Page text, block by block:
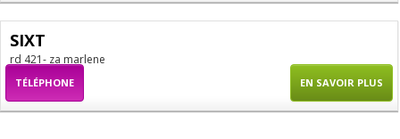
SIXT
rd 421- za marlene
TÉLÉPHONE EN SAVOIR PLUS